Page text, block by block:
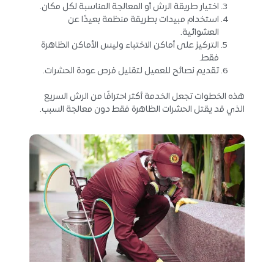
اختيار طريقة الرش أو المعالجة المناسبة لكل مكان.
استخدام مبيدات بطريقة منظمة بعيدًا عن
العشوائية.
التركيز على أماكن الاختباء وليس الأماكن الظاهرة
فقط.
تقديم نصائح للعميل لتقليل فرص عودة الحشرات.
هذه الخطوات تجعل الخدمة أكثر احترافًا من الرش السريع
الذي قد يقتل الحشرات الظاهرة فقط دون معالجة السبب.